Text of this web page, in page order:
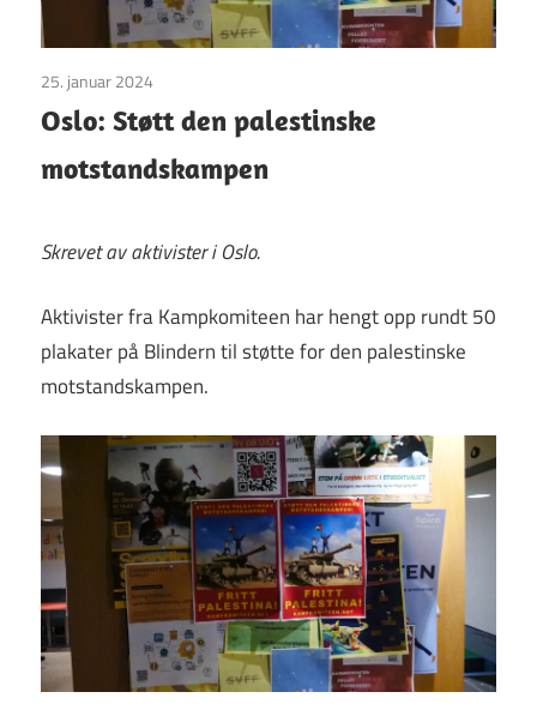
25. januar 2024
Oslo: Støtt den palestinske
motstandskampen
Skrevet av aktivister i Oslo.
Aktivister fra Kampkomiteen har hengt opp rundt 50
plakater på Blindern til støtte for den palestinske
motstandskampen.